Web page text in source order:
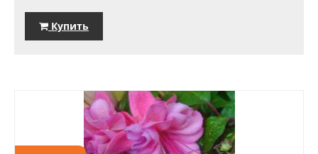
Купить